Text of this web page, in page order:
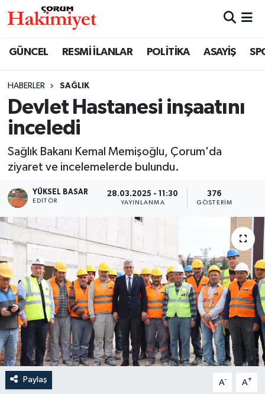
GÜNCEL RESMİ İLANLAR POLİTİKA ASAYİŞ
HABERLER SAĞLIK
Devlet Hastanesi inşaatını
inceledi
Sağlık Bakanı Kemal Memişoğlu, Çorum'da
ziyaret ve incelemelerde bulundu.
YÜKSEL BASAR
EDITÖR
28.03.2025 - 11:30
YAYINLANMA
376
GÖSTERIM
Paylaş A- A+
SAĞLIK
ASAYİŞ
EKONOMİ
GÜNCEL
AKTÜEL
EĞİTİM
İLÇELER
OTOPARK
TEKNOLOJİ
Nöbetçi Eczaneler
Çorum Namaz Vakitleri
Trafik Durumu
Süper Lig Puan Durumu ve Fikstür
Tüm Manşetler
Son Dakika Haberleri
Haber Arşivi